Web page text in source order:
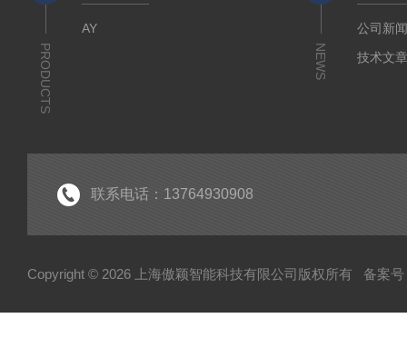
PRODUCTS
AY
NEWS
公司新
技术文
联系电话：13764930908
Copyright © 2026 上海傲颖智能科技有限公司版权所有 备案号